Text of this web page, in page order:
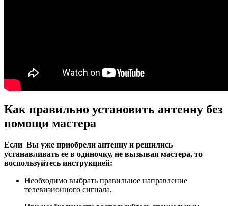
Как правильно установить антенну без
помощи мастера
Если Вы уже приобрели антенну и решились
устанавливать ее в одиночку, не вызывая мастера, то
воспользуйтесь инструкцией:
Необходимо выбрать правильное направление
телевизионного сигнала.